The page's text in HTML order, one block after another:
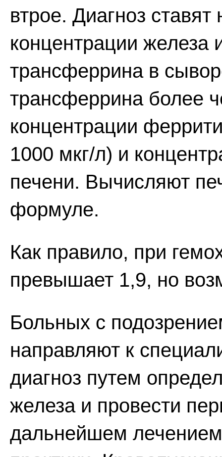
втрое. Диагноз
концентрации железа
трансферрина в
трансферрина более
концентрации
1000 мкг/л) и
печени. Вычисляют
формуле.
Как правило, при
превышает 1,9, но
Больных с
направляют к
диагноз путем
железа и провести
дальнейшем